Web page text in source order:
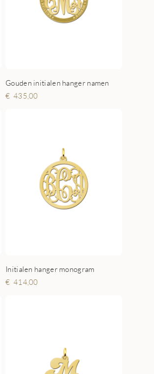
Gouden initialen hanger namen
435,00
Initialen hanger monogram
414,00